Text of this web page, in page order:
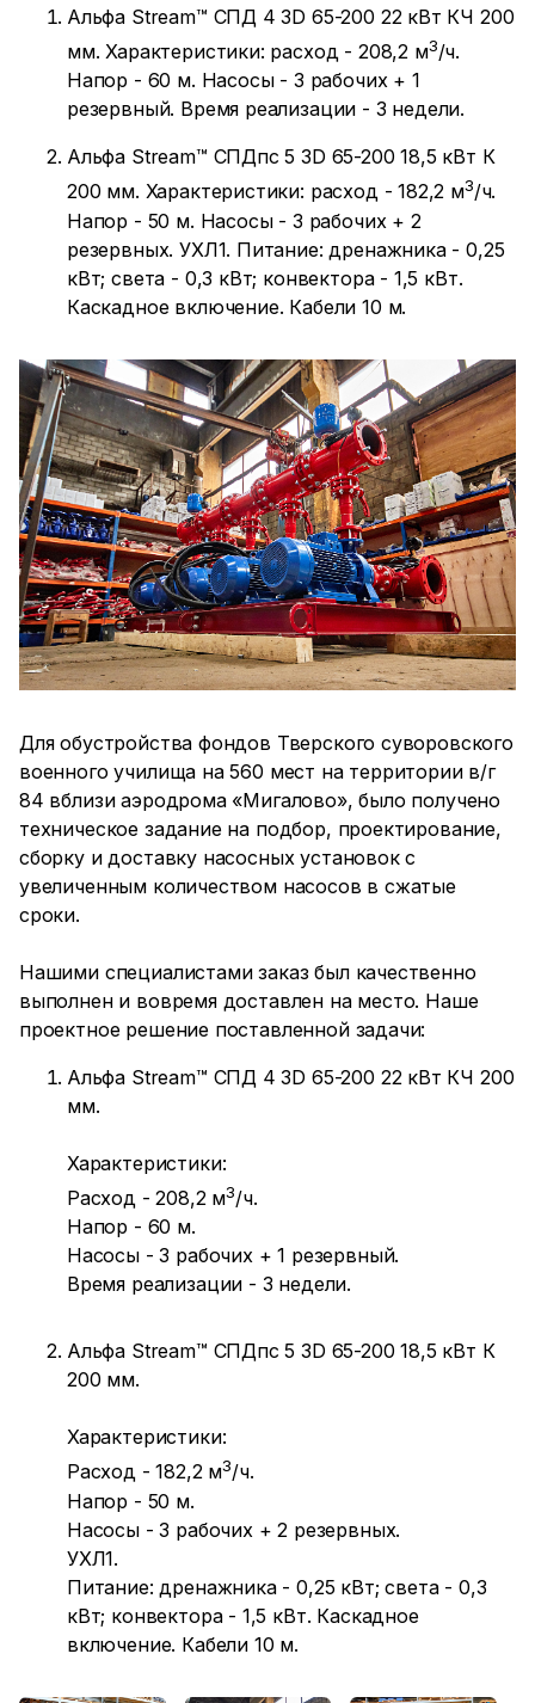
Альфа Stream™ СПД 4 3D 65-200 22 кВт КЧ 200
мм. Характеристики: расход - 208,2 м3/ч.
Напор - 60 м. Насосы - 3 рабочих + 1
резервный. Время реализации - 3 недели.
Альфа Stream™ СПДпс 5 3D 65-200 18,5 кВт К
200 мм. Характеристики: расход - 182,2 м3/ч.
Напор - 50 м. Насосы - 3 рабочих + 2
резервных. УХЛ1. Питание: дренажника - 0,25
кВт; света - 0,3 кВт; конвектора - 1,5 кВт.
Каскадное включение. Кабели 10 м.
Для обустройства фондов Тверского суворовского
военного училища на 560 мест на территории в/г
84 вблизи аэродрома «Мигалово», было получено
техническое задание на подбор, проектирование,
сборку и доставку насосных установок с
увеличенным количеством насосов в сжатые
сроки.
Нашими специалистами заказ был качественно
выполнен и вовремя доставлен на место. Наше
проектное решение поставленной задачи:
Альфа Stream™ СПД 4 3D 65-200 22 кВт КЧ 200
мм.
Характеристики:
Расход - 208,2 м3/ч.
Напор - 60 м.
Насосы - 3 рабочих + 1 резервный.
Время реализации - 3 недели.
Альфа Stream™ СПДпс 5 3D 65-200 18,5 кВт К
200 мм.
Характеристики:
Расход - 182,2 м3/ч.
Напор - 50 м.
Насосы - 3 рабочих + 2 резервных.
УХЛ1.
Питание: дренажника - 0,25 кВт; света - 0,3
кВт; конвектора - 1,5 кВт. Каскадное
включение. Кабели 10 м.